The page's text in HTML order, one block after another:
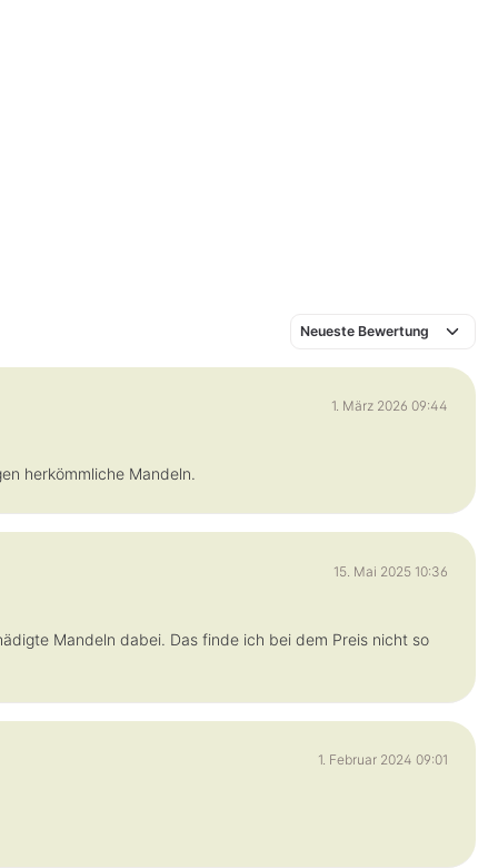
1. März 2026 09:44
herkömmliche Mandeln.
15. Mai 2025 10:36
Mandeln dabei. Das finde ich bei dem Preis nicht so
1. Februar 2024 09:01